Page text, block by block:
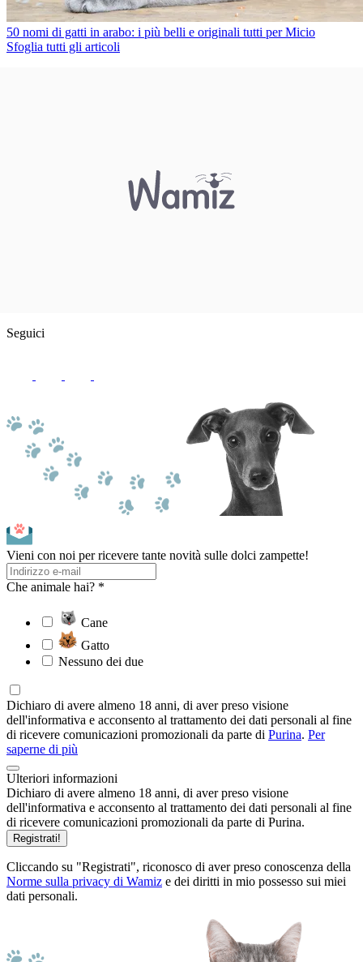
50 nomi di gatti in arabo: i più belli e originali tutti per Micio
Sfoglia tutti gli articoli
Seguici
Vieni con noi per ricevere tante novità sulle dolci zampette!
Che animale hai? *
Cane
Gatto
Nessuno dei due
Dichiaro di avere almeno 18 anni, di aver preso visione
dell'informativa e acconsento al trattamento dei dati personali al fine
di ricevere comunicazioni promozionali da parte di Purina. Per
saperne di più
Ulteriori informazioni
Dichiaro di avere almeno 18 anni, di aver preso visione
dell'informativa e acconsento al trattamento dei dati personali al fine
di ricevere comunicazioni promozionali da parte di Purina.
Registrati!
Cliccando su "Registrati", riconosco di aver preso conoscenza della
Norme sulla privacy di Wamiz e dei diritti in mio possesso sui miei
dati personali.